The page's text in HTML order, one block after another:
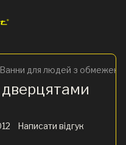
Ванни для людей з
Написати відгук